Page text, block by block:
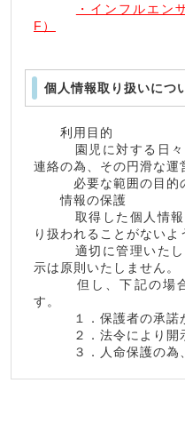
・インフルエン
F）
個人情報取り扱いにつ
利用目的
園児に対する日々の
連絡の為、その円滑な運
必要な範囲の目的の
情報の保護
取得した個人情報は
り扱われることがないよ
適切に管理いたしま
示は原則いたしません。
但し、下記の場合
す。
１．保護者の承諾
２．法令により開示
３．人命保護の為、